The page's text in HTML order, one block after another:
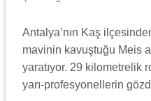
Antalya’nın Kaş
mavinin kavuştuğu Meis
yaratıyor. 29 kilometrelik
yarı-profesyonellerin